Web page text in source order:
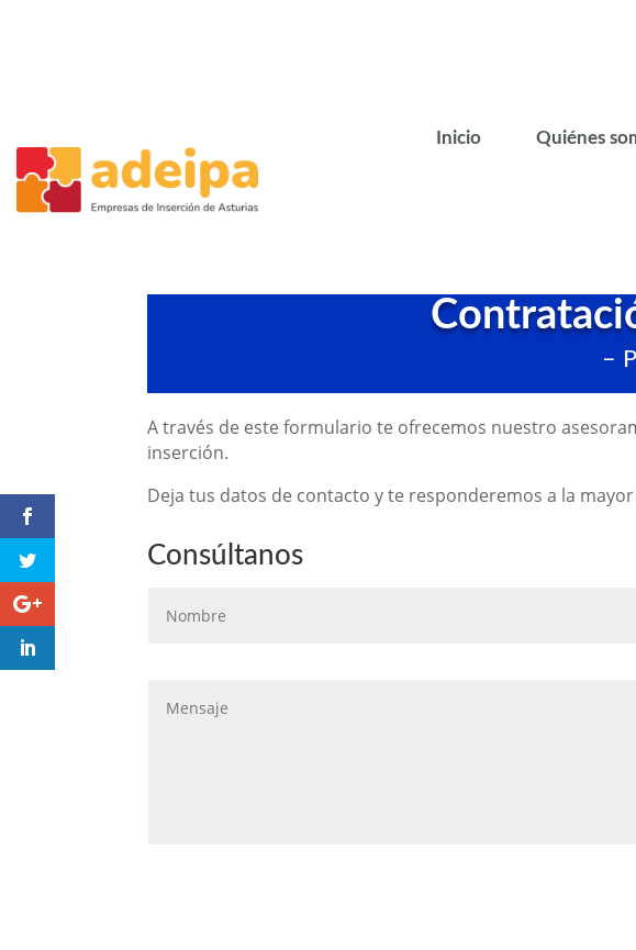
Inicio Quiénes
–
A través de este formulario te ofrecemos nuestro
inserción.
Deja tus datos de contacto y te responderemos a la
Consúltanos